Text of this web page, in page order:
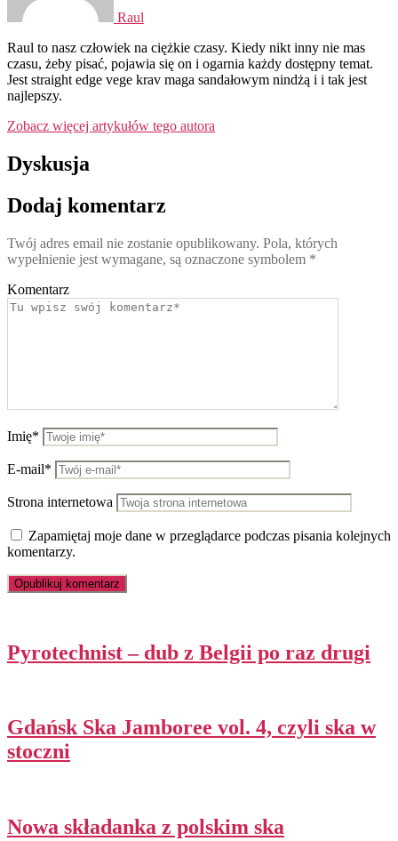
Raul
Raul to nasz człowiek na ciężkie czasy. Kiedy nikt inny nie mas
czasu, żeby pisać, pojawia się on i ogarnia każdy dostępny temat.
Jest straight edge vege krav maga sandałowym nindżą i i tak jest
najlepszy.
Zobacz więcej artykułów tego autora
Dyskusja
Dodaj komentarz
Twój adres email nie zostanie opublikowany. Pola, których
wypełnienie jest wymagane, są oznaczone symbolem *
Komentarz
Imię*
E-mail*
Strona internetowa
Zapamiętaj moje dane w przeglądarce podczas pisania kolejnych
komentarzy.
Pyrotechnist – dub z Belgii po raz drugi
Gdańsk Ska Jamboree vol. 4, czyli ska w
stoczni
Nowa składanka z polskim ska